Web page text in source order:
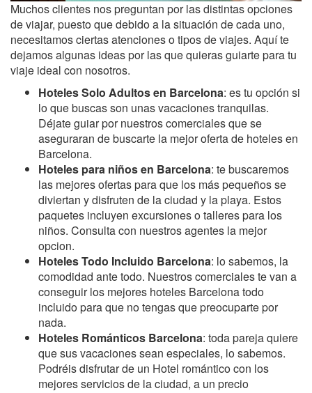
Muchos clientes nos preguntan por las distintas opciones
de viajar, puesto que debido a la situación de cada uno,
necesitamos ciertas atenciones o tipos de viajes. Aquí te
dejamos algunas ideas por las que quieras guiarte para tu
viaje ideal con nosotros.
Hoteles Solo Adultos en Barcelona: es tu opción si
lo que buscas son unas vacaciones tranquilas.
Déjate guiar por nuestros comerciales que se
aseguraran de buscarte la mejor oferta de hoteles en
Barcelona.
Hoteles para niños en Barcelona: te buscaremos
las mejores ofertas para que los más pequeños se
diviertan y disfruten de la ciudad y la playa. Estos
paquetes incluyen excursiones o talleres para los
niños. Consulta con nuestros agentes la mejor
opcion.
Hoteles Todo Incluido Barcelona: lo sabemos, la
comodidad ante todo. Nuestros comerciales te van a
conseguir los mejores hoteles Barcelona todo
incluido para que no tengas que preocuparte por
nada.
Hoteles Románticos Barcelona: toda pareja quiere
que sus vacaciones sean especiales, lo sabemos.
Podréis disfrutar de un Hotel romántico con los
mejores servicios de la ciudad, a un precio